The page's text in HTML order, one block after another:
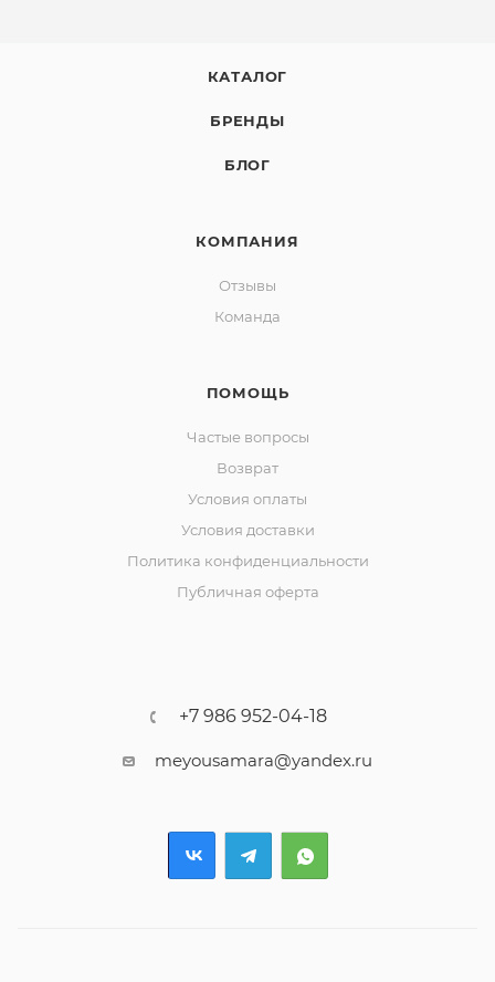
КАТАЛОГ
БРЕНДЫ
БЛОГ
КОМПАНИЯ
Отзывы
Команда
ПОМОЩЬ
Частые вопросы
Возврат
Условия оплаты
Условия доставки
Политика конфиденциальности
Публичная оферта
+7 986 952-04-18
meyousamara@yandex.ru